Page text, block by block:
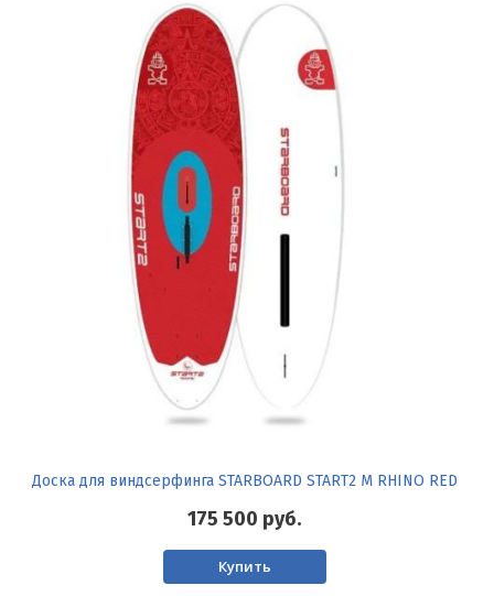
Доска для виндсерфинга STARBOARD START2 M RHINO RED
175 500 руб.
Купить